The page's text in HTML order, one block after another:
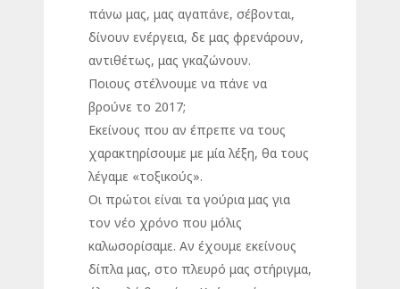
πάνω μας, μας αγαπάνε, σέβονται,
δίνουν ενέργεια, δε μας φρενάρουν,
αντιθέτως, μας γκαζώνουν.
Ποιους στέλνουμε να πάνε να
βρούνε το 2017;
Εκείνους που αν έπρεπε να τους
χαρακτηρίσουμε με μία λέξη, θα τους
λέγαμε «τοξικούς».
Οι πρώτοι είναι τα γούρια μας για
τον νέο χρόνο που μόλις
καλωσορίσαμε. Αν έχουμε εκείνους
δίπλα μας, στο πλευρό μας στήριγμα,